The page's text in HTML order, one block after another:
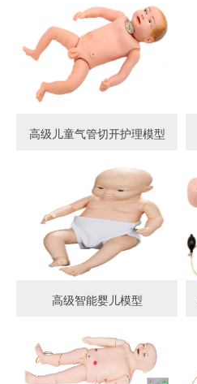
高级儿童气管切开护理模型
高级智能婴儿模型